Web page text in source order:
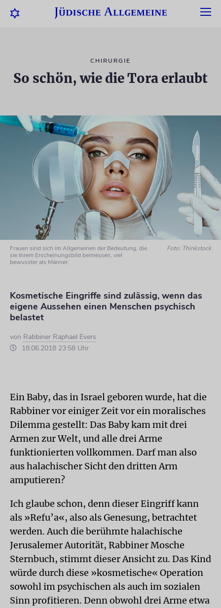
CHIRURGIE
So schön, wie die Tora erlaubt
Frauen sind sich im Allgemeinen der Bedeutung, die
sie ihrem Erscheinungsbild beimessen, viel
bewusster als Männer.
Foto: Thinkstock
Kosmetische Eingriffe sind zulässig, wenn das
eigene Aussehen einen Menschen psychisch
belastet
von Rabbiner Raphael Evers
18.06.2018 23:58 Uhr
Ein Baby, das in Israel geboren wurde, hat die
Rabbiner vor einiger Zeit vor ein moralisches
Dilemma gestellt: Das Baby kam mit drei
Armen zur Welt, und alle drei Arme
funktionierten vollkommen. Darf man also
aus halachischer Sicht den dritten Arm
amputieren?
Ich glaube schon, denn dieser Eingriff kann
als »Refu’a«, also als Genesung, betrachtet
werden. Auch die berühmte halachische
Jerusalemer Autorität, Rabbiner Mosche
Sternbuch, stimmt dieser Ansicht zu. Das Kind
würde durch diese »kosmetische« Operation
sowohl im psychischen als auch im sozialen
Sinn profitieren. Denn obwohl drei Arme etwa